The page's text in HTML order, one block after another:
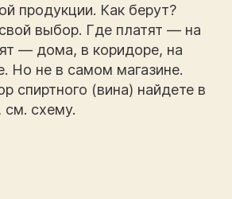
продукции. Как берут?
выбор. Где платят — на
— дома, в коридоре, на
Но не в самом магазине.
спиртного (вина) найдете в
см. схему.